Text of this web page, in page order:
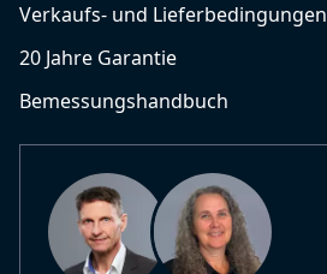
Verkaufs- und Lieferbedingungen
20 Jahre Garantie
Bemessungshandbuch